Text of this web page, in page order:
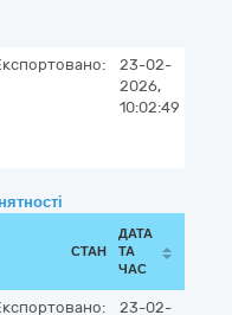
23-02-
2026,
10:02:49
СТАН
ДАТА
ТА
ЧАС
23-02-